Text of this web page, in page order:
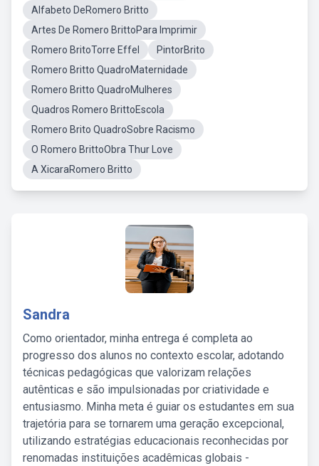
Alfabeto DeRomero Britto
Artes De Romero BrittoPara Imprimir
Romero BritoTorre Effel
PintorBrito
Romero Britto QuadroMaternidade
Romero Britto QuadroMulheres
Quadros Romero BrittoEscola
Romero Brito QuadroSobre Racismo
O Romero BrittoObra Thur Love
A XicaraRomero Britto
Sandra
Como orientador, minha entrega é completa ao
progresso dos alunos no contexto escolar, adotando
técnicas pedagógicas que valorizam relações
autênticas e são impulsionadas por criatividade e
entusiasmo. Minha meta é guiar os estudantes em sua
trajetória para se tornarem uma geração excepcional,
utilizando estratégias educacionais reconhecidas por
renomadas instituições acadêmicas globais -